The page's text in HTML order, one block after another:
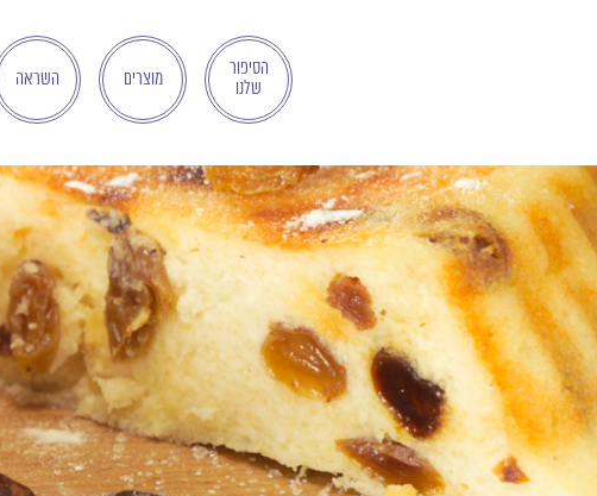
לְהַנְגָּשָׁת
אָתָרִים".
הַמְּסַיַּעַת
לִנְגִישׁוּת
הָאֲתָר.
לִפְתִיחַת
תַּפְרִיט
הֵנְּגִישׁוּת
לְחַץ
ALT+0
הסיפור
שלנו
מוצרים השראה